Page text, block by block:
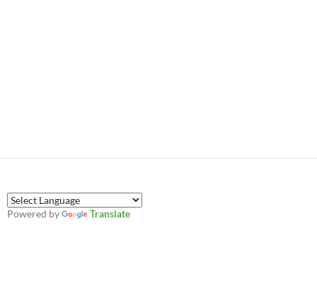
Powered by Translate